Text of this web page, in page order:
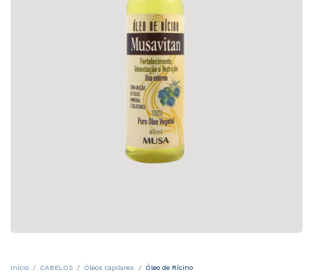
Início / CABELOS / Óleos capilares / Óleo de Rícino